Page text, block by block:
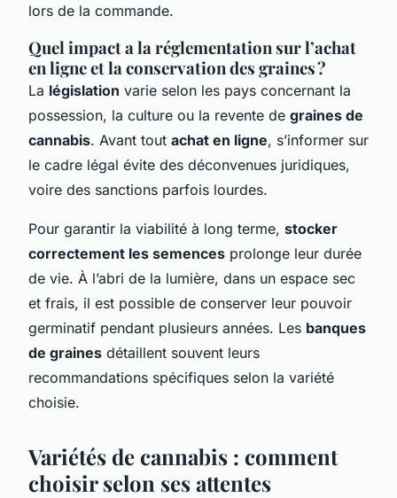
lors de la commande.
Quel impact a la réglementation sur l’achat
en ligne et la conservation des graines ?
La législation varie selon les pays concernant la
possession, la culture ou la revente de graines de
cannabis. Avant tout achat en ligne, s’informer sur
le cadre légal évite des déconvenues juridiques,
voire des sanctions parfois lourdes.
Pour garantir la viabilité à long terme, stocker
correctement les semences prolonge leur durée
de vie. À l’abri de la lumière, dans un espace sec
et frais, il est possible de conserver leur pouvoir
germinatif pendant plusieurs années. Les banques
de graines détaillent souvent leurs
recommandations spécifiques selon la variété
choisie.
Variétés de cannabis : comment
choisir selon ses attentes